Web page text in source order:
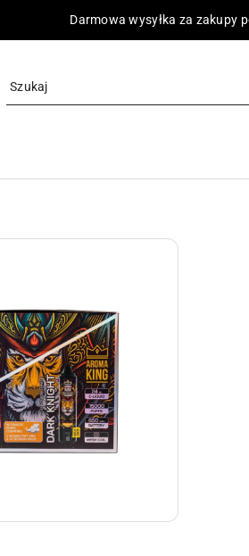
Darmowa wysyłka za zakupy